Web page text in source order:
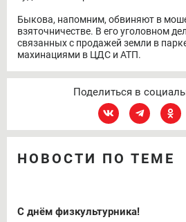
Быкова, напомним, обвиняют в
взяточничестве. В его уголовном
связанных с продажей земли в
махинациями в ЦДС и АТП.
Поделиться в
НОВОСТИ ПО ТЕМЕ
С днём физкультурника!